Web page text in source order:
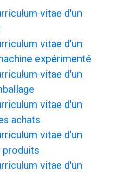
vitae d'un
vitae d'un
expérimenté
vitae d'un
vitae d'un
achats
vitae d'un
produits
vitae d'un